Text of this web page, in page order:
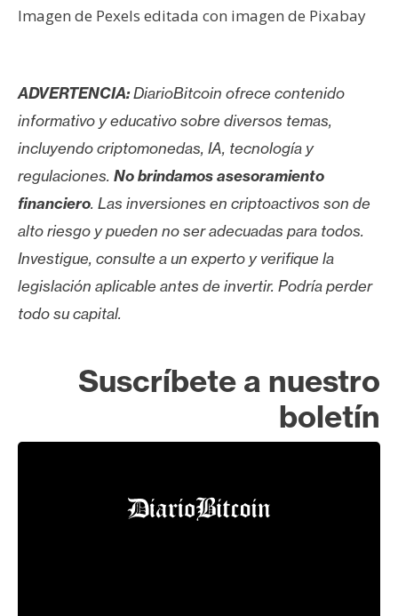
Imagen de Pexels editada con imagen de Pixabay
ADVERTENCIA:DiarioBitcoin ofrece contenido
informativo y educativo sobre diversos temas,
incluyendo criptomonedas, IA, tecnología y
regulaciones. No brindamos asesoramiento
financiero. Las inversiones en criptoactivos son de
alto riesgo y pueden no ser adecuadas para todos.
Investigue, consulte a un experto y verifique la
legislación aplicable antes de invertir. Podría perder
todo su capital.
Suscríbete a nuestro
boletín